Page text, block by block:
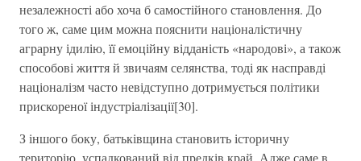
незалежності або хоча б самостійного становлення. До
того ж, саме цим можна пояснити націоналістичну
аграрну ідилію, її емоційну відданість «народові», а також
способові життя й звичаям селянства, тоді як насправді
націоналізм часто невідступно дотримується політики
прискореної індустріалізації[30].
З іншого боку, батьківщина становить історичну
територію, успадкований від предків край. Адже саме в